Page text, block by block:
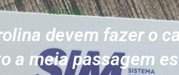
NOTÍCIAS
devem fazer o
a meia passagem